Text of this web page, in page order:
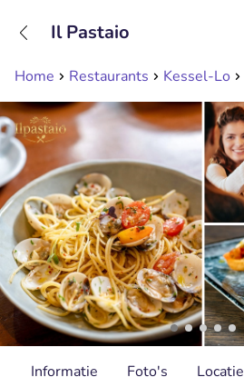
Home Restaurants Kessel-Lo
Il Pastaio
Informatie Foto's Locatie